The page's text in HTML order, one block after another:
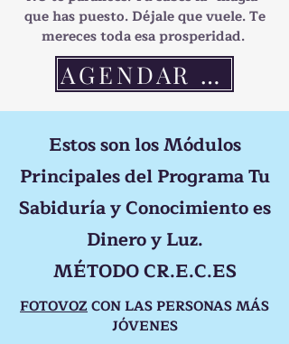
que has puesto. Déjale que vuele. Te
mereces toda esa prosperidad.
AGENDAR LLAMADA
Estos son los Módulos
Principales del Programa Tu
Sabiduría y Conocimiento es
Dinero y Luz.
MÉTODO CR.E.C.ES
FOTOVOZCON LAS PERSONAS MÁS
JÓVENES